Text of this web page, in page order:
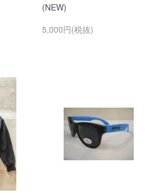
(NEW)
5,000円(税抜)